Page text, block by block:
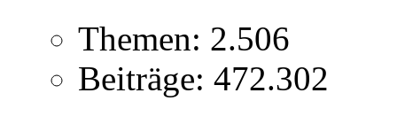
Themen: 2.506
Beiträge: 472.302